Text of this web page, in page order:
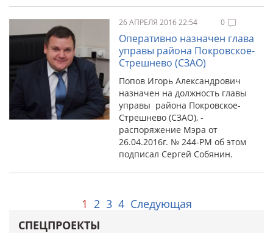
26 АПРЕЛЯ 2016 22:54 0
Оперативно назначен глава
управы района Покровское-
Стрешнево (СЗАО)
Попов Игорь Александрович
назначен на должность главы
управы района Покровское-
Стрешнево (СЗАО), -
распоряжение Мэра от
26.04.2016г. № 244-РМ об этом
подписал Сергей Собянин.
1 2 3 4 Следующая
СПЕЦПРОЕКТЫ